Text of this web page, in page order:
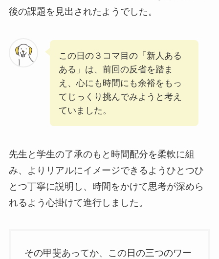
後の課題を見出されたようでした。
この日の３コマ目の「新人ある
ある」は、前回の反省を踏ま
え、心にも時間にも余裕をもっ
てじっくり挑んでみようと考え
ていました。
先生と学生の了承のもと時間配分を柔軟に組
み、よりリアルにイメージできるようひとつひ
とつ丁寧に説明し、時間をかけて思考が深めら
れるよう心掛けて進行しました。
その甲斐あってか、この日の三つのワー